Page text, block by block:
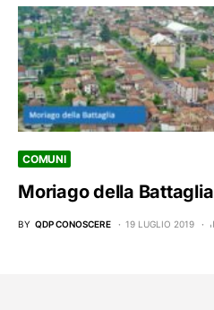
COMUNI
Moriago della Battaglia
BY QDP CONOSCERE 19 LUGLIO 2019